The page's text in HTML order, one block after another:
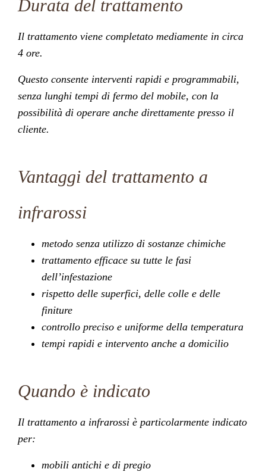
Durata del trattamento
Il trattamento viene completato mediamente in circa
4 ore.
Questo consente interventi rapidi e programmabili,
senza lunghi tempi di fermo del mobile, con la
possibilità di operare anche direttamente presso il
cliente.
Vantaggi del trattamento a
infrarossi
metodo senza utilizzo di sostanze chimiche
trattamento efficace su tutte le fasi
dell’infestazione
rispetto delle superfici, delle colle e delle
finiture
controllo preciso e uniforme della temperatura
tempi rapidi e intervento anche a domicilio
Quando è indicato
Il trattamento a infrarossi è particolarmente indicato
per:
mobili antichi e di pregio